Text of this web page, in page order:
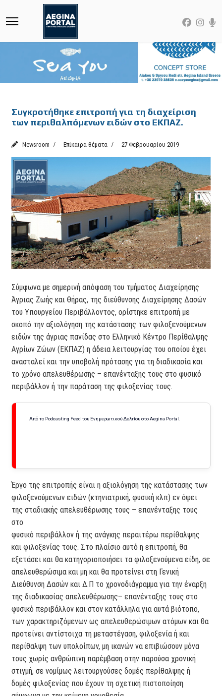
Συγκροτήθηκε επιτροπή για τη διαχείριση
των περιθαλπόµενων ειδών στο ΕΚΠΑΖ.
Newsroom Επίκαιρα θέματα 27 Φεβρουαρίου 2019
Σύμφωνα με σημερινή απόφαση του τμήματος Διαχείρησης
Άγριας Ζωής και Θήρας, της διεύθυνσης Διαχείρησης Δασών
του Υπουργείου Περιβάλλοντος, ορίστηκε επιτροπή µε
σκοπό την αξιολόγηση της κατάστασης των φιλοξενούµενων
ειδών της άγριας πανίδας στο Ελληνικό Κέντρο Περίθαλψης
Αγρίων Ζώων (ΕΚΠΑΖ) η άδεια λειτουργίας του οποίου έχει
ανασταλεί και την υποβολή πρότασης για τη διαδικασία και
το χρόνο απελευθέρωσης – επανένταξης τους στο φυσικό
περιβάλλον ή την παράταση της φιλοξενίας τους.
Από το Podcasting Feed του Ενημερωτικού Δελτίου στο Aegina Portal.
Έργο της επιτροπής είναι η αξιολόγηση της κατάστασης των
φιλοξενούµενων ειδών (κτηνιατρική, φυσική κλπ) εν όψει
της σταδιακής απελευθέρωσης τους – επανένταξης τους
στο
φυσικό περιβάλλον ή της ανάγκης περαιτέρω περίθαλψης
και φιλοξενίας τους. Στο πλαίσιο αυτό η επιτροπή, θα
εξετάσει και θα κατηγοριοποιήσει τα φιλοξενούµενα είδη, σε
απελευθερώσιµα και µη και θα προτείνει στη Γενική
∆ιεύθυνση ∆ασών και ∆.Π το χρονοδιάγραµµα για την έναρξη
της διαδικασίας απελευθέρωσης– επανένταξης τους στο
φυσικό περιβάλλον και στον κατάλληλα για αυτά βιότοπο,
των χαρακτηριζόµενων ως απελευθερώσιµων ατόµων και θα
προτείνει αντίστοιχα τη µεταστέγαση, φιλοξενία ή και
περίθαλψη των υπολοίπων, µη ικανών να επιβιώσουν µόνα
τους χωρίς ανθρώπινη παρέµβαση στην παρούσα χρονική
στιγµή, σε νοµίµως λειτουργούσες δοµές περίθαλψης ή
δοµές φιλοξενίας που έχουν τη σχετική πιστοποίηση